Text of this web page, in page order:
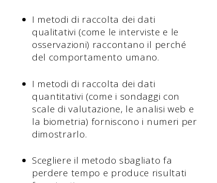
I metodi di raccolta dei dati
qualitativi (come le interviste e le
osservazioni) raccontano il perché
del comportamento umano.
I metodi di raccolta dei dati
quantitativi (come i sondaggi con
scale di valutazione, le analisi web e
la biometria) forniscono i numeri per
dimostrarlo.
Scegliere il metodo sbagliato fa
perdere tempo e produce risultati